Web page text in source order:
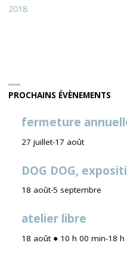
2018
PROCHAINS ÉVÈNEMENTS
fermeture
27 juillet-17 août
DOG DOG,
18 août-5 septembre
atelier libre
18 août ● 10 h 00 min-18 h